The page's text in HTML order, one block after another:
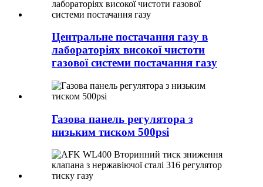
Центральне постачання газу в
лабораторіях високої чистоти
газової системи постачання газу
Газова панель регулятора з
низьким тиском 500psi